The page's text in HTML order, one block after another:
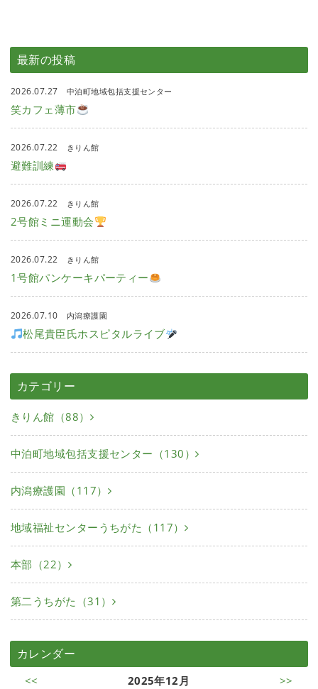
最新の投稿
2026.07.27 中泊町地域包括支援センター
笑カフェ薄市
2026.07.22 きりん館
避難訓練
2026.07.22 きりん館
2号館ミニ運動会
2026.07.22 きりん館
1号館パンケーキパーティー
2026.07.10 内潟療護園
松尾貴臣氏ホスピタルライブ
カテゴリー
きりん館（88）
中泊町地域包括支援センター（130）
内潟療護園（117）
地域福祉センターうちがた（117）
本部（22）
第二うちがた（31）
カレンダー
<< 2025年12月
>>